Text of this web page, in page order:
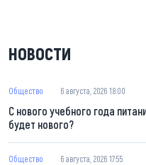
НОВОСТИ
Общество 6 августа, 2026 18:00
С нового учебного года
будет нового?
Общество 6 августа, 2026 17:55